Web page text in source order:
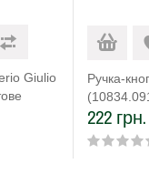
Giulio
Ручка-
222 грн.